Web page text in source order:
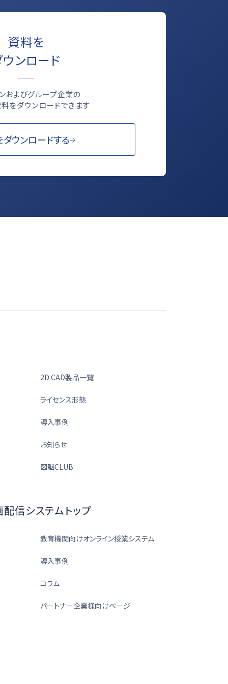
資料を
ンロード
およびグループ企業の
をダウンロードできます
ウンロードする
2D CAD製品一覧
ライセンス形態
導入事例
お知らせ
図脳CLUB
信システムトップ
教育機関向けオンライン授業システム
導入事例
コラム
パートナー企業様向けページ